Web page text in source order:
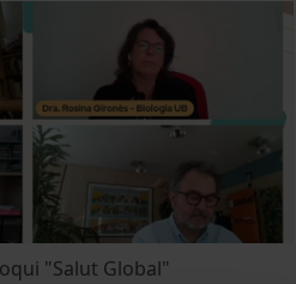
"Salut Global"